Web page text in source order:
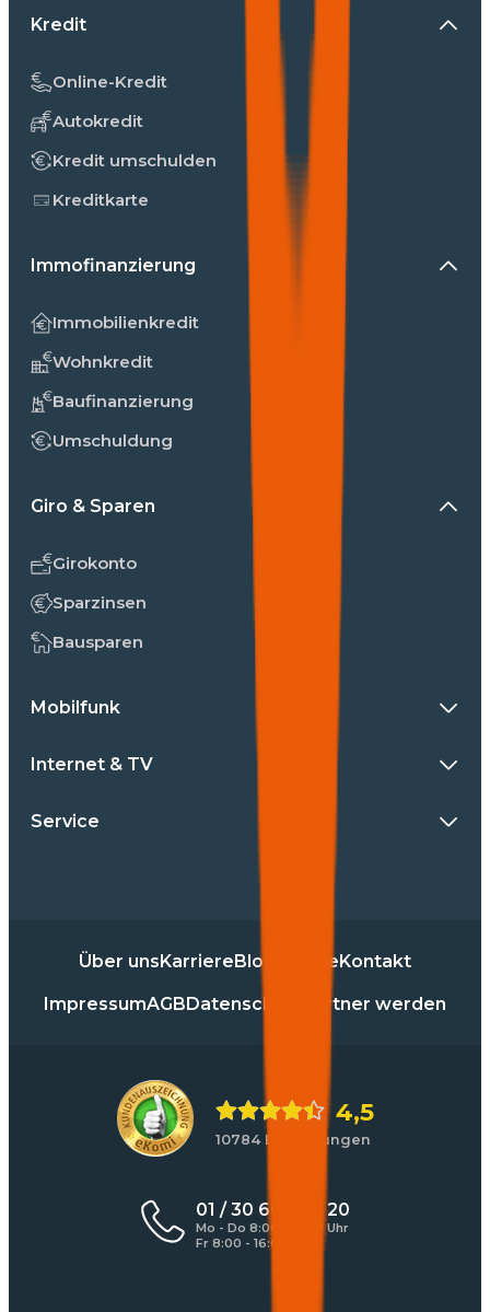
Kredit
Online-Kredit
Autokredit
Kredit umschulden
Kreditkarte
Immofinanzierung
Immobilienkredit
Wohnkredit
Baufinanzierung
Umschuldung
Giro & Sparen
Girokonto
Sparzinsen
Bausparen
Mobilfunk
Internet & TV
Service
Über unsKarriereBlog PresseKontakt
ImpressumAGBDatenschutz Partner werden
4,5
10784 Bewertungen
01 / 30 60 900 20
Mo - Do 8:00 - 17:00 Uhr
Fr 8:00 - 16:00 Uhr